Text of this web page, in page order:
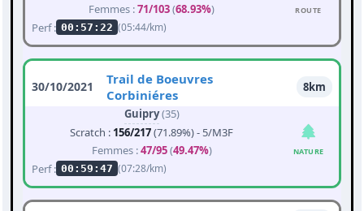
Femmes :71/103(68.93%)
Perf : 00:57:22 (05:44/km)
ROUTE
30/10/2021
Trail de Boeuvres
Corbiniéres
8km
Guipry(35)
Scratch : 156/217(71.89%) - 5/M3F
Femmes :47/95(49.47%)
Perf : 00:59:47 (07:28/km)
NATURE